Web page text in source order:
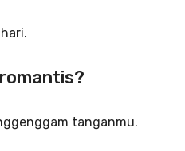
tanganmu.